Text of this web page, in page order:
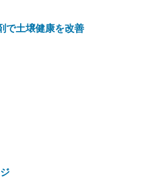
で土壌健康を改善